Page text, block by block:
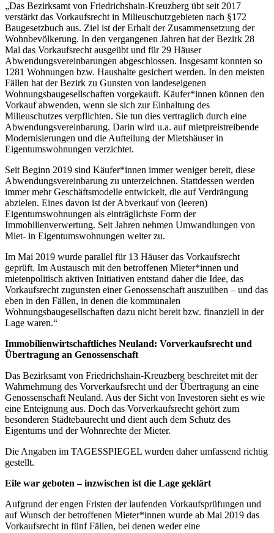
„Das Bezirksamt von Friedrichshain-Kreuzberg übt seit 2017
verstärkt das Vorkaufsrecht in Milieuschutzgebieten nach §172
Baugesetzbuch aus. Ziel ist der Erhalt der Zusammensetzung der
Wohnbevölkerung. In den vergangenen Jahren hat der Bezirk 28
Mal das Vorkaufsrecht ausgeübt und für 29 Häuser
Abwendungsvereinbarungen abgeschlossen. Insgesamt konnten so
1281 Wohnungen bzw. Haushalte gesichert werden. In den meisten
Fällen hat der Bezirk zu Gunsten von landeseigenen
Wohnungsbaugesellschaften vorgekauft. Käufer*innen können den
Vorkauf abwenden, wenn sie sich zur Einhaltung des
Milieuschutzes verpflichten. Sie tun dies vertraglich durch eine
Abwendungsvereinbarung. Darin wird u.a. auf mietpreistreibende
Modernisierungen und die Aufteilung der Mietshäuser in
Eigentumswohnungen verzichtet.
Seit Beginn 2019 sind Käufer*innen immer weniger bereit, diese
Abwendungsvereinbarung zu unterzeichnen. Stattdessen werden
immer mehr Geschäftsmodelle entwickelt, die auf Verdrängung
abzielen. Eines davon ist der Abverkauf von (leeren)
Eigentumswohnungen als einträglichste Form der
Immobilienverwertung. Seit Jahren nehmen Umwandlungen von
Miet- in Eigentumswohnungen weiter zu.
Im Mai 2019 wurde parallel für 13 Häuser das Vorkaufsrecht
geprüft. Im Austausch mit den betroffenen Mieter*innen und
mietenpolitisch aktiven Initiativen entstand daher die Idee, das
Vorkaufsrecht zugunsten einer Genossenschaft auszuüben – und das
eben in den Fällen, in denen die kommunalen
Wohnungsbaugesellschaften dazu nicht bereit bzw. finanziell in der
Lage waren.“
Immobilienwirtschaftliches Neuland: Vorverkaufsrecht und
Übertragung an Genossenschaft
Das Bezirksamt von Friedrichshain-Kreuzberg beschreitet mit der
Wahrnehmung des Vorverkaufsrecht und der Übertragung an eine
Genossenschaft Neuland. Aus der Sicht von Investoren sieht es wie
eine Enteignung aus. Doch das Vorverkaufsrecht gehört zum
besonderen Städtebaurecht und dient auch dem Schutz des
Eigentums und der Wohnrechte der Mieter.
Die Angaben im TAGESSPIEGEL wurden daher umfassend richtig
gestellt.
Eile war geboten – inzwischen ist die Lage geklärt
Aufgrund der engen Fristen der laufenden Vorkaufsprüfungen und
auf Wunsch der betroffenen Mieter*innen wurde ab Mai 2019 das
Vorkaufsrecht in fünf Fällen, bei denen weder eine